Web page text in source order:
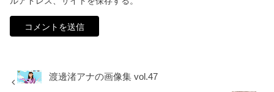
渡邊渚アナの画像集 vol.47